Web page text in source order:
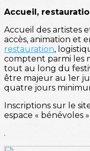
Accueil,
Accueil des artistes
accès, animation et
restauration,
comptent parmi les
tout au long du
être majeur au 1er
quatre jours
Inscriptions sur le
espace « bénévoles ».
.